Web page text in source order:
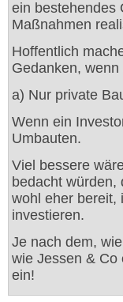
ein bestehendes
Maßnahmen
Hoffentlich
Gedanken,
a) Nur private
Wenn ein
Umbauten.
Viel bessere
bedacht würden,
wohl eher bereit,
investieren.
Je nach dem,
wie Jessen & Co
ein!